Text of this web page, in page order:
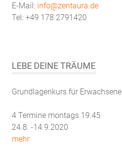
E-Mail: info@zentaura.de
Tel: +49 178 2791420
LEBE DEINE TRÄUME
Grundlagenkurs für Erwachsene
4 Termine montags 19.45
24.8. -14.9.2020
mehr